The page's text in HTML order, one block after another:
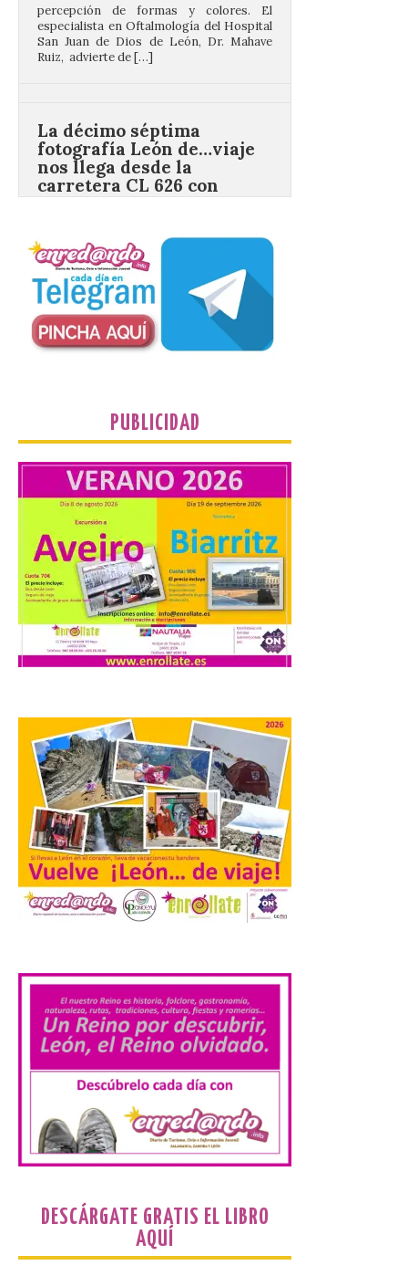
Ruiz, advierte de […]
nos llega desde la
carretera CL 626 con
motivo de la marcha en
defensa de FEVE
6 Ago 2026
Nueva edición de León
de…viaje. Una iniciativa
organizado por la sección
juvenil de la Asociación
Enróllate, la Asociación
Conceyu País Llionés y el Diario de
Turismo, Ocio e Información para
Camarzius fest: frente al
macroevento, un festival
cultural transformador
que apuesta por el legado.
6 Ago 2026
Los días 7, 8 y 9 de agosto
de 2026, Camarzana de
Tera volverá a convertirse
en punto de encuentro,
con la Villa Romana de
El Ayuntamiento de
Cabrillanes analizará,
conforme a la legalidad, la
solicitud para la
celebración del Iberia
Eclipse Festival
6 Ago 2026
miércoles ha sido
registrada en el
Ayuntamiento una
solicitud relacionada con
la celebración de este evento. Ante las
informaciones aparecidas en distintos
medios de comunicación sobre la posible
celebración del denominado Iberia
La Universidad de León
en La Peña del Castro para
profundizar en la vida
cotidiana de la Edad del
Hierro
PUBLICIDAD
DESCÁRGATE GRATIS EL LIBRO
AQUÍ